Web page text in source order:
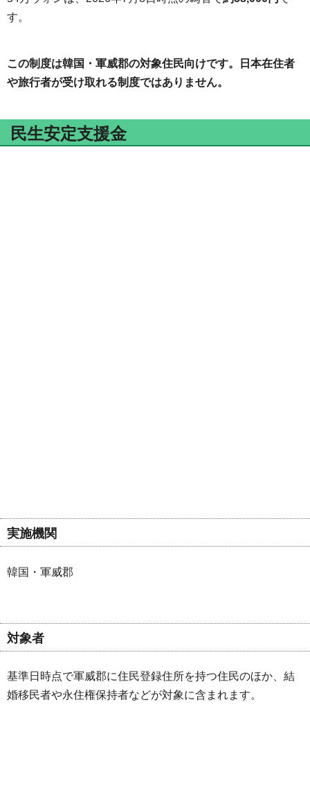
す。
この制度は韓国・軍威郡の対象住民向けです。日本在住者
や旅行者が受け取れる制度ではありません。
民生安定支援金
実施機関
韓国・軍威郡
対象者
基準日時点で軍威郡に住民登録住所を持つ住民のほか、結
婚移民者や永住権保持者などが対象に含まれます。